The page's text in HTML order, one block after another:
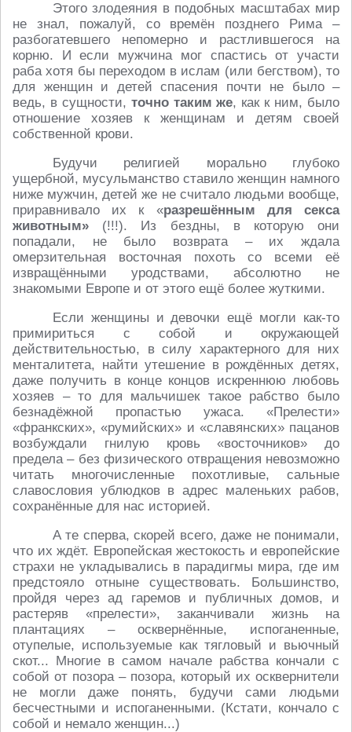
Этого злодеяния в подобных масштабах мир
не знал, пожалуй, со времён позднего Рима –
разбогатевшего непомерно и растлившегося на
корню. И если мужчина мог спастись от участи
раба хотя бы переходом в ислам (или бегством), то
для женщин и детей спасения почти не было –
ведь, в сущности, точно таким же, как к ним, было
отношение хозяев к женщинам и детям своей
собственной крови.
Будучи религией морально глубоко
ущербной, мусульманство ставило женщин намного
ниже мужчин, детей же не считало людьми вообще,
приравнивало их к «разрешённым для секса
животным» (!!!). Из бездны, в которую они
попадали, не было возврата – их ждала
омерзительная восточная похоть со всеми её
извращёнными уродствами, абсолютно не
знакомыми Европе и от этого ещё более жуткими.
Если женщины и девочки ещё могли как-то
примириться с собой и окружающей
действительностью, в силу характерного для них
менталитета, найти утешение в рождённых детях,
даже получить в конце концов искреннюю любовь
хозяев – то для мальчишек такое рабство было
безнадёжной пропастью ужаса. «Прелести»
«франкских», «румийских» и «славянских» пацанов
возбуждали гнилую кровь «восточников» до
предела – без физического отвращения невозможно
читать многочисленные похотливые, сальные
славословия ублюдков в адрес маленьких рабов,
сохранённые для нас историей.
А те сперва, скорей всего, даже не понимали,
что их ждёт. Европейская жестокость и европейские
страхи не укладывались в парадигмы мира, где им
предстояло отныне существовать. Большинство,
пройдя через ад гаремов и публичных домов, и
растеряв «прелести», заканчивали жизнь на
плантациях – осквернённые, испоганенные,
отупелые, используемые как тягловый и вьючный
скот... Многие в самом начале рабства кончали с
собой от позора – позора, который их осквернители
не могли даже понять, будучи сами людьми
бесчестными и испоганенными. (Кстати, кончало с
собой и немало женщин...)